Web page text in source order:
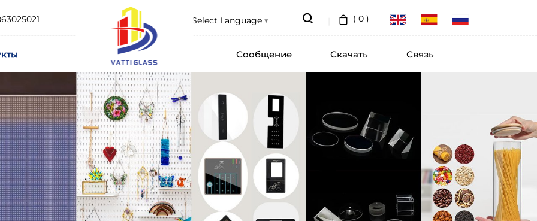
Select Language ▼ ( 0 )
Сообщение Скачать Связь